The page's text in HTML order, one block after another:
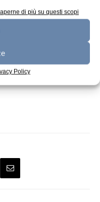
di più su questi scopi
Policy
stranieri che
di mercato
in questo
la grande